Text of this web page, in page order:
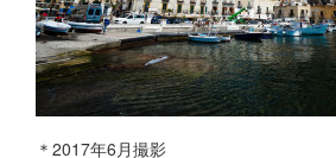
＊2017年6月撮影